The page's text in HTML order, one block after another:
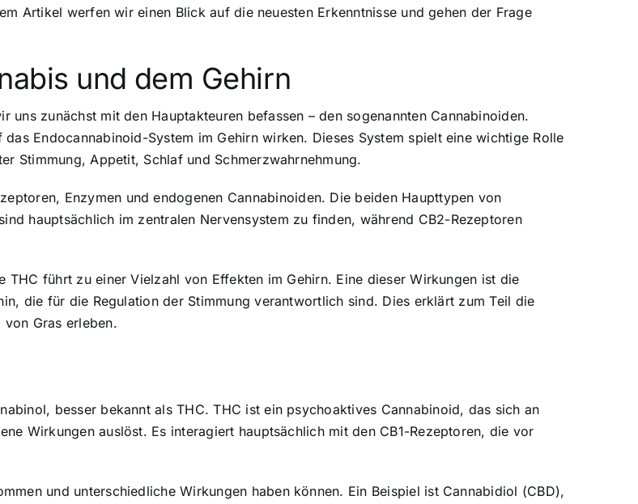
Artikel werfen wir einen Blick auf die neuesten Erkenntnisse und gehen der Frage
und dem Gehirn
uns zunächst mit den Hauptakteuren befassen – den sogenannten Cannabinoiden.
Endocannabinoid-System im Gehirn wirken. Dieses System spielt eine wichtige Rolle
Stimmung, Appetit, Schlaf und Schmerzwahrnehmung.
Enzymen und endogenen Cannabinoiden. Die beiden Haupttypen von
hauptsächlich im zentralen Nervensystem zu finden, während CB2-Rezeptoren
führt zu einer Vielzahl von Effekten im Gehirn. Eine dieser Wirkungen ist die
die für die Regulation der Stimmung verantwortlich sind. Dies erklärt zum Teil die
Gras erleben.
besser bekannt als THC. THC ist ein psychoaktives Cannabinoid, das sich an
Wirkungen auslöst. Es interagiert hauptsächlich mit den CB1-Rezeptoren, die vor
und unterschiedliche Wirkungen haben können. Ein Beispiel ist Cannabidiol (CBD),